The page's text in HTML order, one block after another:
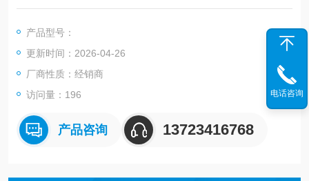
p技术相结合，进行高精度的目标物或非目标物筛选，同时也能实
产品型号：
更新时间：2026-04-26
厂商性质：经销商
访问量：196
产品咨询 13723416768
电话咨询